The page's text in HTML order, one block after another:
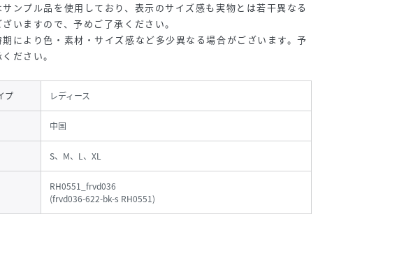
ンプル品を使用しており、表示のサイズ感も実物とは若干異なる
いますので、予めご了承ください。
により色・素材・サイズ感など多少異なる場合がございます。予
ださい。
プ レディース
中国
S、M、L、XL
RH0551_frvd036
(frvd036-622-bk-s RH0551)